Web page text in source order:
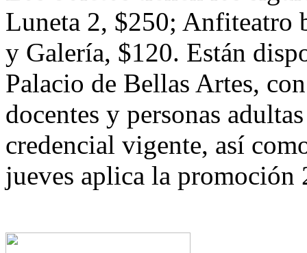
Luneta 2, $250; Anfiteatro
y Galería, $120. Están
Palacio de Bellas Artes,
docentes y personas
credencial vigente, así
jueves aplica la promoción